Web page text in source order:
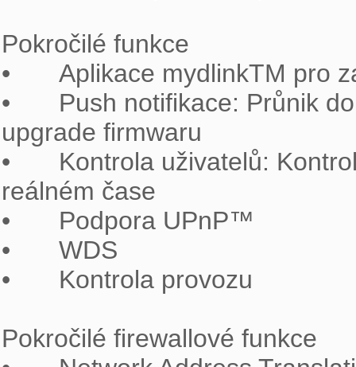
Pokročilé funkce
•	Aplikace mydlinkTM pro zařízení se systémy iOS a Android
•	Push notifikace: Průnik do bezdrátové sítě/Připojení uživatele/Nový
upgrade firmwaru
•	Kontrola uživatelů: Kontrola přístupu/Záznamy o prohlížení stránek v
reálném čase
•	Podpora UPnP™
•	WDS
•	Kontrola provozu
Pokročilé firewallové funkce